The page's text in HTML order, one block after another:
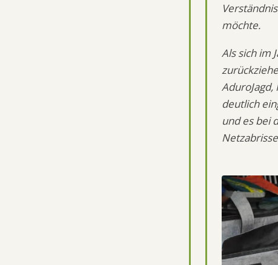
möchte.
Als sich im
deutlich
und es bei